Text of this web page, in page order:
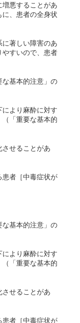
悪することがあ
、患者の全身状
著しい障害のあ
やすいので、患者
な基本的注意」の
より麻酔に対す
「重要な基本的
せることがあ
患者［中毒症状が
な基本的注意」の
より麻酔に対す
「重要な基本的
せることがあ
患者［中毒症状が